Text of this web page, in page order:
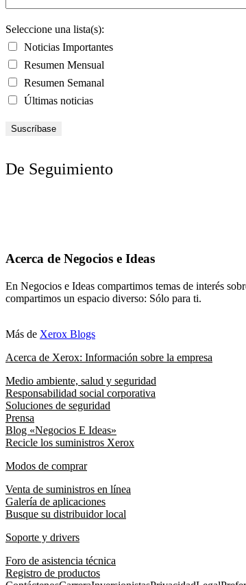
Seleccione una lista(s):
Noticias Importantes
Resumen Mensual
Resumen Semanal
Últimas noticias
De Seguimiento
Acerca de Negocios e Ideas
En Negocios e Ideas compartimos temas de interés
compartimos un espacio diverso: Sólo para ti.
Más de Xerox Blogs
Acerca de Xerox: Información sobre la empresa
Medio ambiente, salud y seguridad
Responsabilidad social corporativa
Soluciones de seguridad
Prensa
Blog «Negocios E Ideas»
Recicle los suministros Xerox
Modos de comprar
Venta de suministros en línea
Galería de aplicaciones
Busque su distribuidor local
Soporte y drivers
Foro de asistencia técnica
Registro de productos